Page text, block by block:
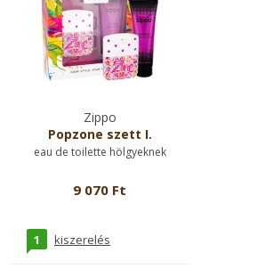
Zippo
Popzone szett I.
eau de toilette hölgyeknek
9 070 Ft
1 kiszerelés